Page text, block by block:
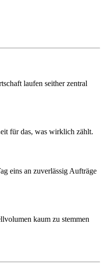
laufen seither zentral
für das, was wirklich zählt.
eins an zuverlässig Aufträge
kaum zu stemmen